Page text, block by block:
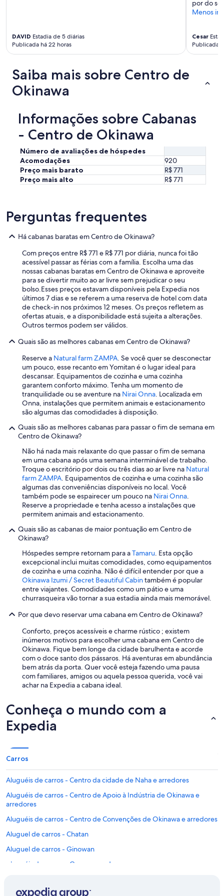
DAVID Estadia de 5 diárias
Publicada há 22 horas
por do
Menos
Cesar
Publicada
Saiba mais sobre Centro de
Okinawa
Informações sobre Cabanas
- Centro de Okinawa
Número de avaliações de hóspedes
Acomodações
920
Preço mais barato
R$ 771
Preço mais alto
R$ 771
Perguntas frequentes
Há cabanas baratas em Centro de Okinawa?
Com preços entre R$ 771 e R$ 771 por diária, nunca foi tão
acessível passar as férias com a família. Escolha uma das
nossas cabanas baratas em Centro de Okinawa e aproveite
para se divertir muito ao ar livre sem prejudicar o seu
bolso.Esses preços estavam disponíveis pela Expedia nos
últimos 7 dias e se referem a uma reserva de hotel com data
de check-in nos próximos 12 meses. Os preços refletem as
ofertas atuais, e a disponibilidade está sujeita a alterações.
Outros termos podem ser válidos.
Quais são as melhores cabanas em Centro de Okinawa?
Reserve a Natural farm ZAMPA. Se você quer se desconectar
um pouco, esse recanto em Yomitan é o lugar ideal para
descansar. Equipamentos de cozinha e uma cozinha
garantem conforto máximo. Tenha um momento de
tranquilidade ou se aventure na Nirai Onna. Localizada em
Onna, instalações que permitem animais e estacionamento
são algumas das comodidades à disposição.
Quais são as melhores cabanas para passar o fim de semana em
Centro de Okinawa?
Não há nada mais relaxante do que passar o fim de semana
em uma cabana após uma semana interminável de trabalho.
Troque o escritório por dois ou três dias ao ar livre na Natural
farm ZAMPA. Equipamentos de cozinha e uma cozinha são
algumas das conveniências disponíveis no local. Você
também pode se espairecer um pouco na Nirai Onna.
Reserve a propriedade e tenha acesso a instalações que
permitem animais and estacionamento.
Quais são as cabanas de maior pontuação em Centro de
Okinawa?
Hóspedes sempre retornam para aTamaru. Esta opção
excepcional inclui muitas comodidades, como equipamentos
de cozinha e uma cozinha. Não é difícil entender por que a
Okinawa Izumi / Secret Beautiful Cabintambém é popular
entre viajantes. Comodidades como um pátio e uma
churrasqueira vão tornar a sua estadia ainda mais memorável.
Por que devo reservar uma cabana em Centro de Okinawa?
Conforto, preços acessíveis e charme rústico ; existem
inúmeros motivos para escolher uma cabana em Centro de
Okinawa. Fique bem longe da cidade barulhenta e acorde
com o doce santo dos pássaros. Há aventuras em abundância
bem atrás da porta. Quer você esteja fazendo uma pausa
com familiares, amigos ou aquela pessoa querida, você vai
achar na Expedia a cabana ideal.
Conheça o mundo com a
Expedia
Carros
Aluguéis de carros - Centro da cidade de Naha e arredores
Aluguéis de carros - Centro de Apoio à Indústria de Okinawa e
arredores
Aluguéis de carros - Centro de Convenções de Okinawa e arredores
Aluguel de carros - Chatan
Aluguel de carros - Ginowan
Aluguéis de carros - Goga e arredores
Aluguel de carros - Isa